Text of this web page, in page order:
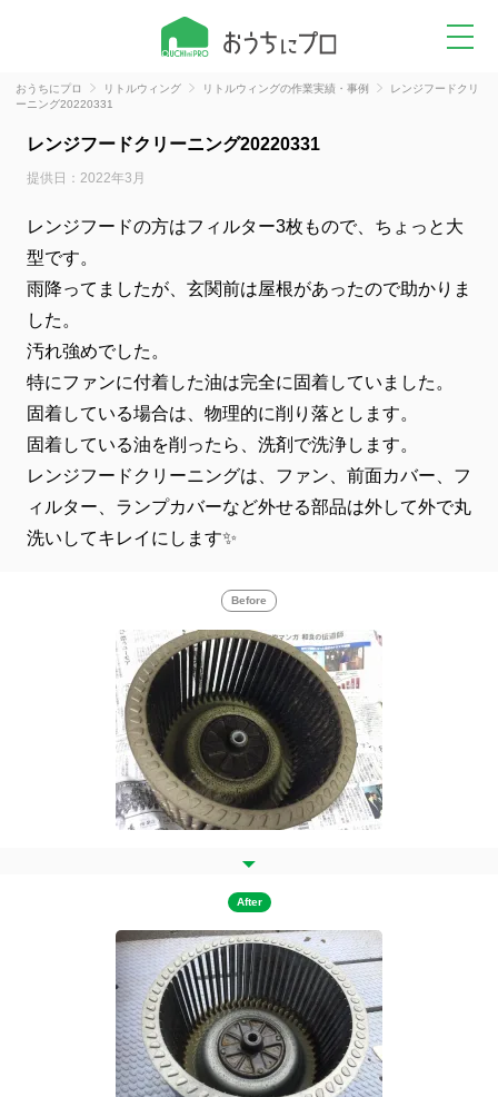
おうちにプロ リトルウィング リトルウィングの作業実績・事例
レンジフードクリ
ーニング20220331
レンジフードクリーニング20220331
提供日：2022年3月
レンジフードの方はフィルター3枚もので、ちょっと大
型です。
雨降ってましたが、玄関前は屋根があったので助かりま
した。
汚れ強めでした。
特にファンに付着した油は完全に固着していました。
固着している場合は、物理的に削り落とします。
固着している油を削ったら、洗剤で洗浄します。
レンジフードクリーニングは、ファン、前面カバー、フ
ィルター、ランプカバーなど外せる部品は外して外で丸
洗いしてキレイにします✨
Before
After